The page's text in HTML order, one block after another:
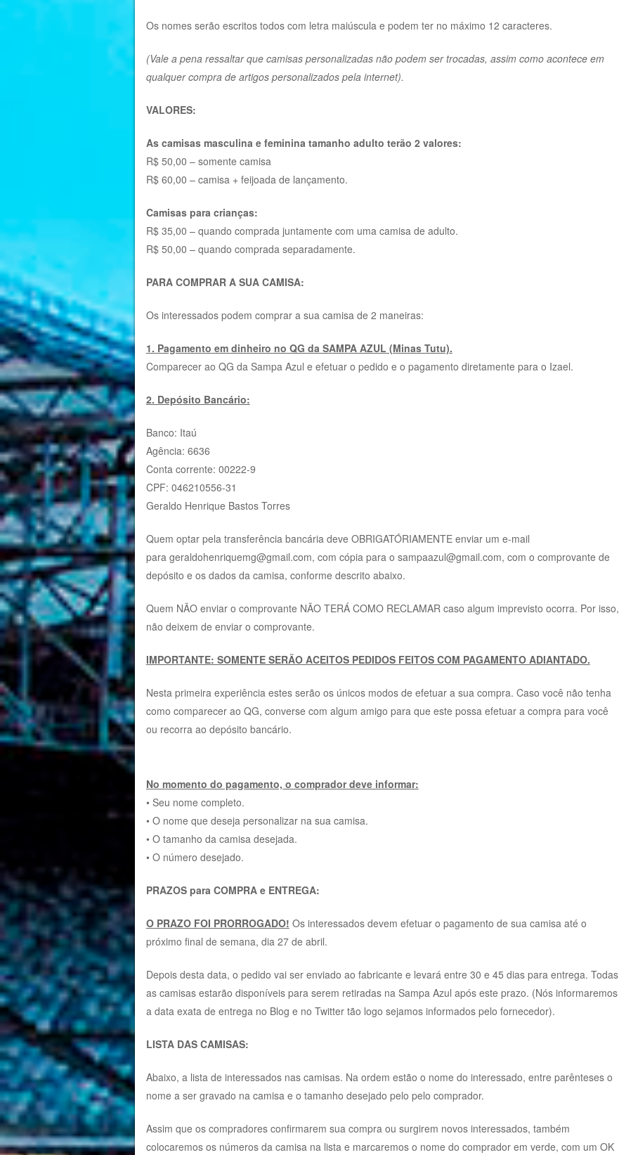
Os nomes serão escritos todos com letra maiúscula e podem ter no máximo 12 caracteres.
(Vale a pena ressaltar que camisas personalizadas não podem ser trocadas, assim como acontece em
qualquer compra de artigos personalizados pela internet).
VALORES:
As camisas masculina e feminina tamanho adulto terão 2 valores:
R$ 50,00 – somente camisa
R$ 60,00 – camisa + feijoada de lançamento.
Camisas para crianças:
R$ 35,00 – quando comprada juntamente com uma camisa de adulto.
R$ 50,00 – quando comprada separadamente.
PARA COMPRAR A SUA CAMISA:
Os interessados podem comprar a sua camisa de 2 maneiras:
1. Pagamento em dinheiro no QG da SAMPA AZUL (Minas Tutu).
Comparecer ao QG da Sampa Azul e efetuar o pedido e o pagamento diretamente para o Izael.
2. Depósito Bancário:
Banco: Itaú
Agência: 6636
Conta corrente: 00222-9
CPF: 046210556-31
Geraldo Henrique Bastos Torres
Quem optar pela transferência bancária deve OBRIGATÓRIAMENTE enviar um e-mail
para geraldohenriquemg@gmail.com, com cópia para o sampaazul@gmail.com, com o comprovante de
depósito e os dados da camisa, conforme descrito abaixo.
Quem NÃO enviar o comprovante NÃO TERÁ COMO RECLAMAR caso algum imprevisto ocorra. Por isso,
não deixem de enviar o comprovante.
IMPORTANTE: SOMENTE SERÃO ACEITOS PEDIDOS FEITOS COM PAGAMENTO ADIANTADO.
Nesta primeira experiência estes serão os únicos modos de efetuar a sua compra. Caso você não tenha
como comparecer ao QG, converse com algum amigo para que este possa efetuar a compra para você
ou recorra ao depósito bancário.
No momento do pagamento, o comprador deve informar:
• Seu nome completo.
• O nome que deseja personalizar na sua camisa.
• O tamanho da camisa desejada.
• O número desejado.
PRAZOS para COMPRA e ENTREGA:
O PRAZO FOI PRORROGADO! Os interessados devem efetuar o pagamento de sua camisa até o
próximo final de semana, dia 27 de abril.
Depois desta data, o pedido vai ser enviado ao fabricante e levará entre 30 e 45 dias para entrega. Todas
as camisas estarão disponíveis para serem retiradas na Sampa Azul após este prazo. (Nós informaremos
a data exata de entrega no Blog e no Twitter tão logo sejamos informados pelo fornecedor).
LISTA DAS CAMISAS:
Abaixo, a lista de interessados nas camisas. Na ordem estão o nome do interessado, entre parênteses o
nome a ser gravado na camisa e o tamanho desejado pelo pelo comprador.
Assim que os compradores confirmarem sua compra ou surgirem novos interessados, também
colocaremos os números da camisa na lista e marcaremos o nome do comprador em verde, com um OK